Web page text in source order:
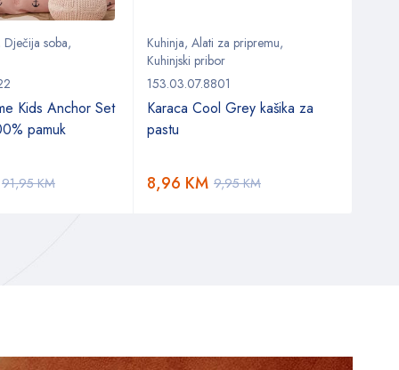
Dječija soba,
Kids Anchor Set
pamuk
91,95KM
Kuhinja, Alati za pripremu,
Kuhinjski pribor
153.03.07.8801
Karaca Cool Grey kašika za
pastu
9,95KM
8,96 KM